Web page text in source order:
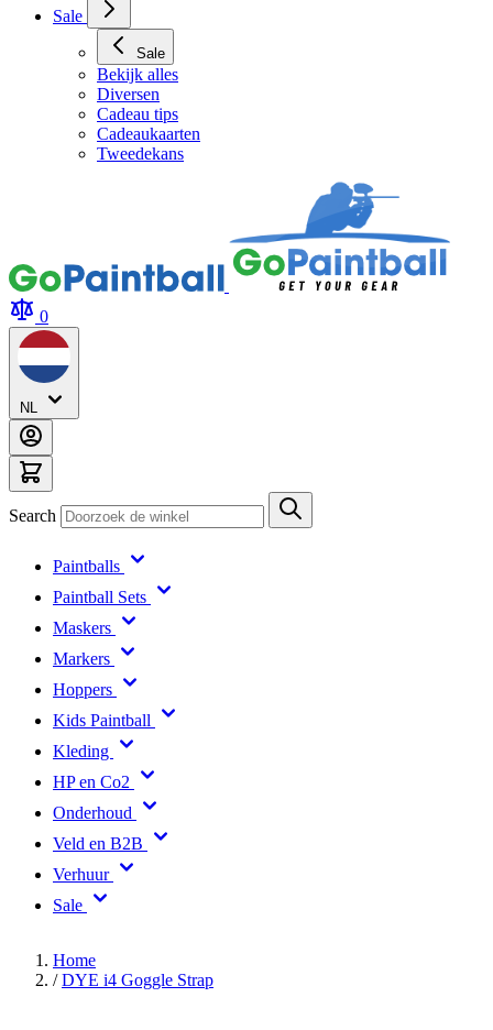
Sale
Sale
Bekijk alles
Diversen
Cadeau tips
Cadeaukaarten
Tweedekans
0
NL
Search
Paintballs
Paintball Sets
Maskers
Markers
Hoppers
Kids Paintball
Kleding
HP en Co2
Onderhoud
Veld en B2B
Verhuur
Sale
Home
/ DYE i4 Goggle Strap